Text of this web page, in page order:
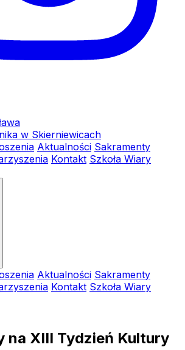
w Skierniewicach
Aktualności Sakramenty
Kontakt Szkoła Wiary
Aktualności Sakramenty
Kontakt Szkoła Wiary
na XIII Tydzień Kultury